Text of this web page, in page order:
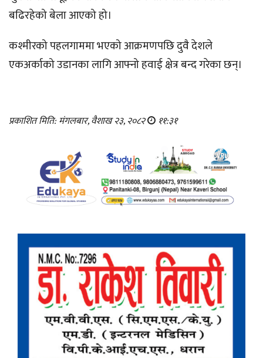
बढिरहेको बेला आएको हो।
कश्मीरको पहलगाममा भएको आक्रमणपछि दुवै देशले
एकअर्काको उडानका लागि आफ्नो हवाई क्षेत्र बन्द गरेका छन्।
प्रकाशित मिति: मंगलबार, वैशाख २३, २०८२ ११:३१